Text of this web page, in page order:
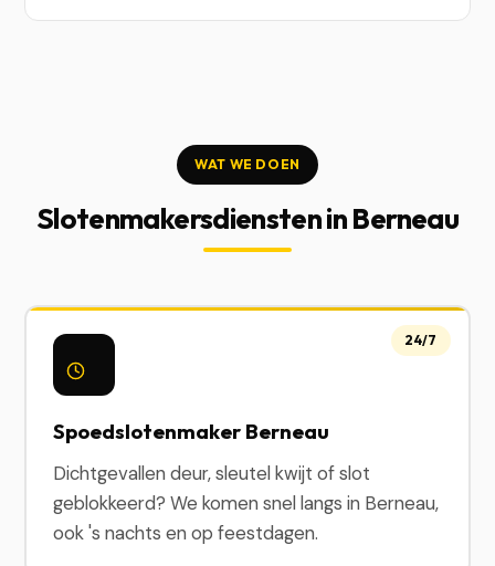
WAT WE DOEN
Slotenmakersdiensten in Berneau
Spoedslotenmaker Berneau
Dichtgevallen deur, sleutel kwijt of slot
geblokkeerd? We komen snel langs in Berneau,
ook 's nachts en op feestdagen.
24/7